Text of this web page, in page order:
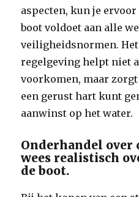
aspecten, kun je
boot voldoet aan alle
veiligheidsnormen. Het
regelgeving helpt niet
voorkomen, maar
een gerust hart kunt
aanwinst op het water.
Onderhandel over
wees realistisch
de boot.